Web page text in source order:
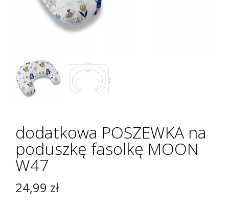
dodatkowa POSZEWKA na
poduszkę fasolkę MOON
W47
24,99 zł